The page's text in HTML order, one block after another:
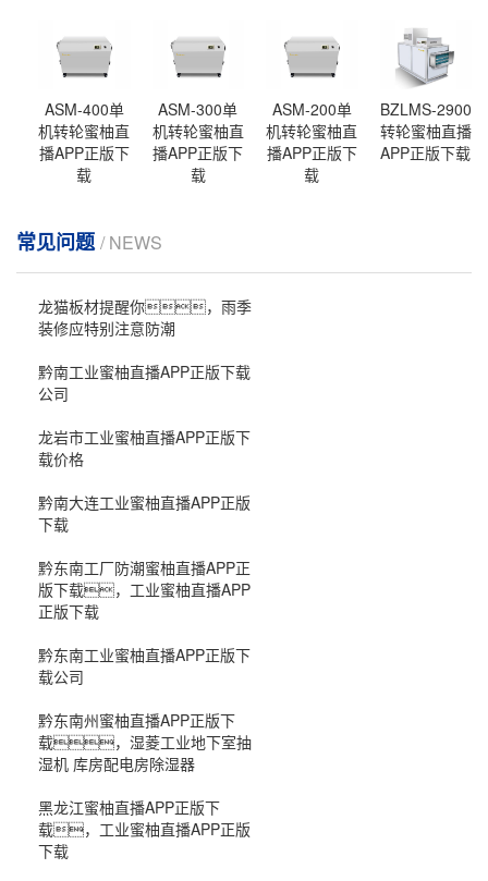
ASM-400单
机转轮蜜柚直
播APP正版下
载
ASM-300单
机转轮蜜柚直
播APP正版下
载
ASM-200单
机转轮蜜柚直
播APP正版下
载
BZLMS-2900
转轮蜜柚直播
APP正版下载
常见问题/ NEWS
龙猫板材提醒你，雨季
装修应特别注意防潮
黔南工业蜜柚直播APP正版下载
公司
龙岩市工业蜜柚直播APP正版下
载价格
黔南大连工业蜜柚直播APP正版
下载
黔东南工厂防潮蜜柚直播APP正
版下载，工业蜜柚直播APP
正版下载
黔东南工业蜜柚直播APP正版下
载公司
黔东南州蜜柚直播APP正版下
载，湿菱工业地下室抽
湿机 库房配电房除湿器
黑龙江蜜柚直播APP正版下
载，工业蜜柚直播APP正版
下载